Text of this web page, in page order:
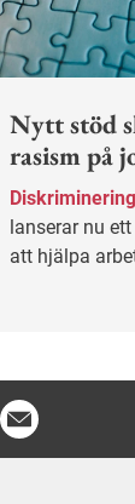
Nytt stöd
rasism på
Diskriminering
lanserar nu
att hjälpa